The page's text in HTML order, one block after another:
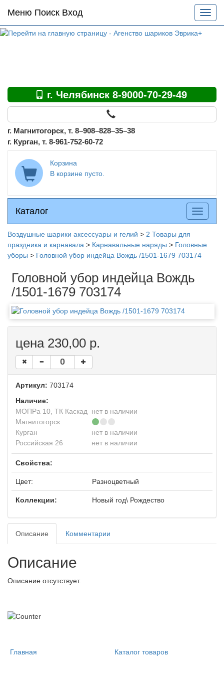
Основное
меню
по
Меню Поиск Вход
меню
г. Челябинск 8-9000-70-29-49
г. Магнитогорск, т. 8–908–828–35–38
г. Курган, т. 8-961-752-60-72
Корзина
В корзине пусто.
Каталог
Каталог
меню
Воздушные шарики аксессуары и гелий > 2 Товары для
праздника и карнавала > Карнавальные наряды > Головные
уборы > Головной убор индейца Вождь /1501-1679 703174
Головной убор индейца Вождь
/1501-1679 703174
цена 230,00 р.
Артикул: 703174
Наличие:
МОПРа 10, ТК Каскад
нет в наличии
Магнитогорск
Курган
нет в наличии
Российская 26
нет в наличии
Свойства:
Цвет: Разноцветный
Коллекции: Новый год\ Рождество
Описание Комментарии
Описание
Описание отсутствует.
Главная Каталог товаров